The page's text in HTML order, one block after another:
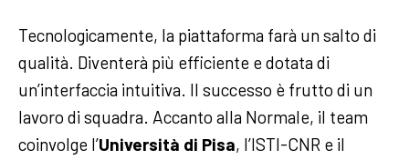
Tecnologicamente, la piattaforma farà un salto di
qualità. Diventerà più efficiente e dotata di
un’interfaccia intuitiva. Il successo è frutto di un
lavoro di squadra. Accanto alla Normale, il team
coinvolge l’Università di Pisa, l’ISTI-CNR e il